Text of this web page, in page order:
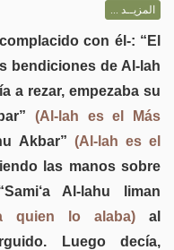
المزيــد ...
con él-: “El
bendiciones de Al-lah
a rezar, empezaba su
(Al-lah es el Más
Akbar” (Al-lah es el
las manos sobre
Al-lahu liman
quien lo alaba) al
Luego decía,